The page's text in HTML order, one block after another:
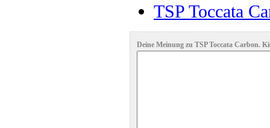
TSP Toccata
Deine Meinung zu TSP Toccata Carbon.